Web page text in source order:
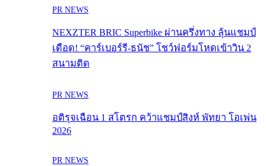
PR NEWS
NEXZTER BRIC Superbike ผ่านครึ่งทาง ลุ้นแชมป์
เดือด! “คาร์เบอร์รี-ธนัช” โชว์ฟอร์มโหดเข้าวิน 2
สนามติด
PR NEWS
อติรุจเฉือน 1 สโตรก คว้าแชมป์สิงห์ พัทยา โอเพ่น
2026
PR NEWS